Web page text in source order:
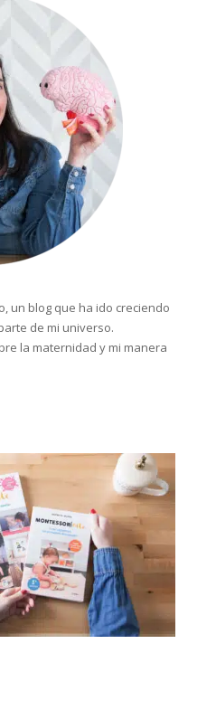
un blog que ha ido creciendo
de mi universo.
la maternidad y mi manera